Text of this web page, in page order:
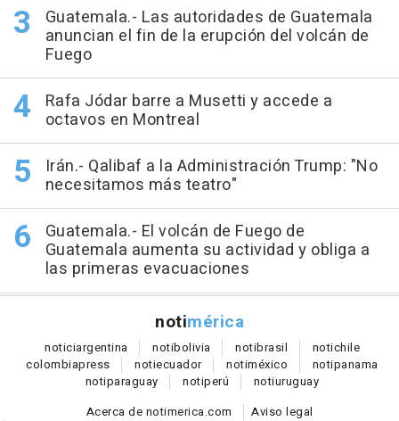
Guatemala.- Las autoridades de Guatemala
anuncian el fin de la erupción del volcán de
Fuego
Rafa Jódar barre a Musetti y accede a
octavos en Montreal
Irán.- Qalibaf a la Administración Trump: "No
necesitamos más teatro"
Guatemala.- El volcán de Fuego de
Guatemala aumenta su actividad y obliga a
las primeras evacuaciones
notimérica
noticiargentina notibolivia notibrasil notichile
colombiapress notiecuador notiméxico notipanama
notiparaguay notiperú notiuruguay
Acerca de notimerica.com
Aviso legal